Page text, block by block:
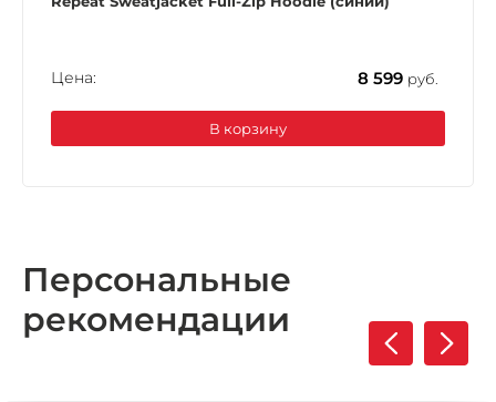
Цена: 8 599 руб.
В корзину
Персональные
рекомендации